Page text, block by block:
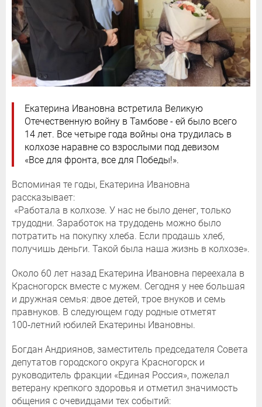
Екатерина Ивановна встретила Великую
Отечественную войну в Тамбове - ей было всего
14 лет. Все четыре года войны она трудилась в
колхозе наравне со взрослыми под девизом
«Все для фронта, все для Победы!».
Вспоминая те годы, Екатерина Ивановна
рассказывает:
«Работала в колхозе. У нас не было денег, только
трудодни. Заработок на трудодень можно было
потратить на покупку хлеба. Если продашь хлеб,
получишь деньги. Такой была наша жизнь в колхозе».
Около 60 лет назад Екатерина Ивановна переехала в
Красногорск вместе с мужем. Сегодня у нее большая
и дружная семья: двое детей, трое внуков и семь
правнуков. В следующем году родные отметят
100‑летний юбилей Екатерины Ивановны.
Богдан Андриянов, заместитель председателя Совета
депутатов городского округа Красногорск и
руководитель фракции «Единая Россия», пожелал
ветерану крепкого здоровья и отметил значимость
общения с очевидцами тех событий: